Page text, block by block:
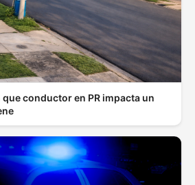
conductor en PR impacta un